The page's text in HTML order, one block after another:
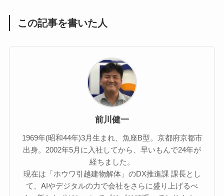
この記事を書いた人
前川健一
1969年(昭和44年)3月生まれ、魚座B型。京都府京都市
出身。2002年5月に入社してから、早いもんで24年が
経ちました。
現在は「ホウワ引越建物解体」のDX推進課 課長とし
て、AIやデジタルの力で会社をさらに盛り上げるべ